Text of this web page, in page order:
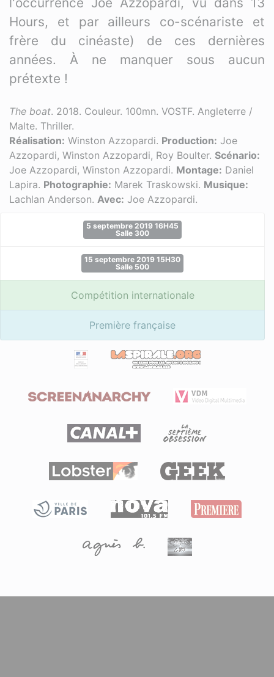
Hours, et par ailleurs co-scénariste et
frère du cinéaste) de ces dernières
années. À ne manquer sous aucun
prétexte !
The boat. 2018. Couleur. 100mn. VOSTF. Angleterre /
Malte. Thriller.
Réalisation: Winston Azzopardi. Production: Joe
Azzopardi, Winston Azzopardi, Roy Boulter. Scénario:
Joe Azzopardi, Winston Azzopardi. Montage: Daniel
Lapira. Photographie: Marek Traskowski. Musique:
Lachlan Anderson. Avec: Joe Azzopardi.
5 septembre 2019 16H45
Salle 300
15 septembre 2019 15H30
Salle 500
Compétition internationale
Première française